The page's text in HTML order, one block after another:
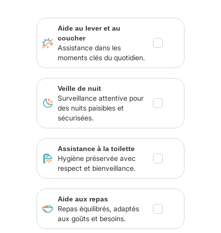
Aide au lever et au
coucher
Assistance dans les
moments clés du quotidien.
Veille de nuit
Surveillance attentive pour
des nuits paisibles et
sécurisées.
Assistance à la toilette
Hygiène préservée avec
respect et bienveillance.
Aide aux repas
Repas équilibrés, adaptés
aux goûts et besoins.